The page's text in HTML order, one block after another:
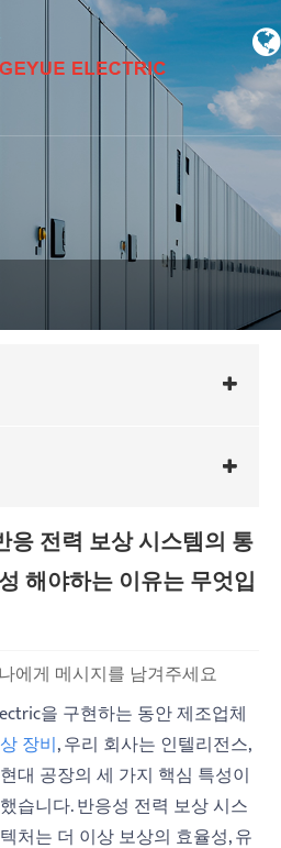
응 전력 보상 시스템의 통
해야하는 이유는 무엇입
나에게 메시지를 남겨주세요
을 구현하는 동안 제조업체
장비, 우리 회사는 인텔리전스,
대 공장의 세 가지 핵심 특성이
습니다. 반응성 전력 보상 시스
처는 더 이상 보상의 효율성, 유